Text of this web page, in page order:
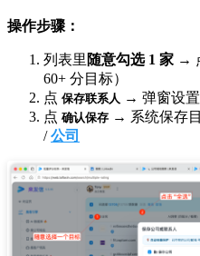
操作步骤：
列表里 随意勾选 1 家 →
60+ 分目标）
点 保存联系人 → 弹窗设
点 确认保存 → 系统保存
/公司